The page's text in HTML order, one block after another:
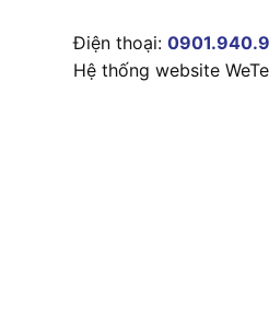
Điện thoại:
Hệ thống website